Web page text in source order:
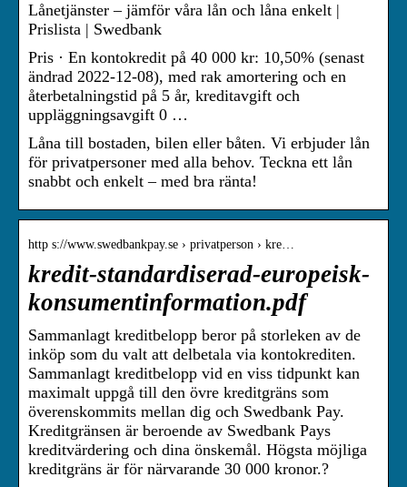
Lånetjänster – jämför våra lån och låna enkelt |
Prislista | Swedbank
Pris · En kontokredit på 40 000 kr: 10,50% (senast
ändrad 2022-12-08), med rak amortering och en
återbetalningstid på 5 år, kreditavgift och
uppläggningsavgift 0 …
Låna till bostaden, bilen eller båten. Vi erbjuder lån
för privatpersoner med alla behov. Teckna ett lån
snabbt och enkelt – med bra ränta!
http s://www.swedbankpay.se › privatperson › kre…
kredit-standardiserad-europeisk-
konsumentinformation.pdf
Sammanlagt kreditbelopp beror på storleken av de
inköp som du valt att delbetala via kontokrediten.
Sammanlagt kreditbelopp vid en viss tidpunkt kan
maximalt uppgå till den övre kreditgräns som
överenskommits mellan dig och Swedbank Pay.
Kreditgränsen är beroende av Swedbank Pays
kreditvärdering och dina önskemål. Högsta möjliga
kreditgräns är för närvarande 30 000 kronor.?